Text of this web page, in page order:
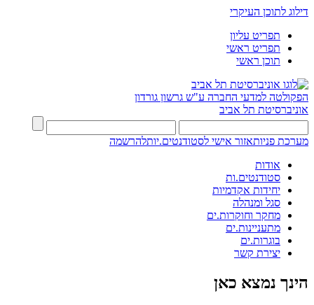
דילוג לתוכן העיקרי
תפריט עליון
תפריט ראשי
תוכן ראשי
הפקולטה למדעי החברה ע"ש גרשון גורדון
אוניברסיטת תל אביב
מערכת פניותאזור אישי לסטודנטים.יותלהרשמה
אודות
סטודנטים.ות
יחידות אקדמיות
סגל ומנהלה
מחקר וחוקרות.ים
מתעניינות.ים
בוגרות.ים
יצירת קשר
הינך נמצא כאן